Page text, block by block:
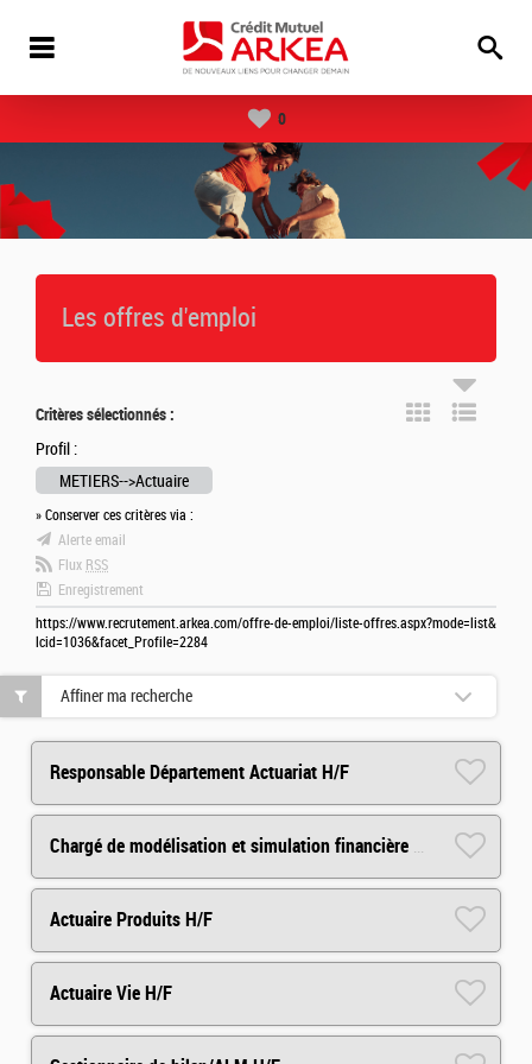
0
Les offres d'emploi
Critères sélectionnés :
Profil :
METIERS-->Actuaire
» Conserver ces critères via :
Alerte email
Flux RSS
Enregistrement
https://www.recrutement.arkea.com/offre-de-emploi/liste-offres.aspx?mode=list&
lcid=1036&facet_Profile=2284
Responsable Département Actuariat H/F
Chargé de modélisation et simulation financière H/F
Actuaire Produits H/F
Actuaire Vie H/F
Affiner ma recherche